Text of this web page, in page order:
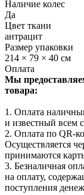
Наличие колес
Да
Цвет ткани
антрацит
Размер упаковки
214 × 79 × 40 см
Оплата
Мы
товара:
1. Оплата
и известный всем
2. Оплата по QR-
Осуществляется
принимаются
3. Безналичная
на оплату,
поступления